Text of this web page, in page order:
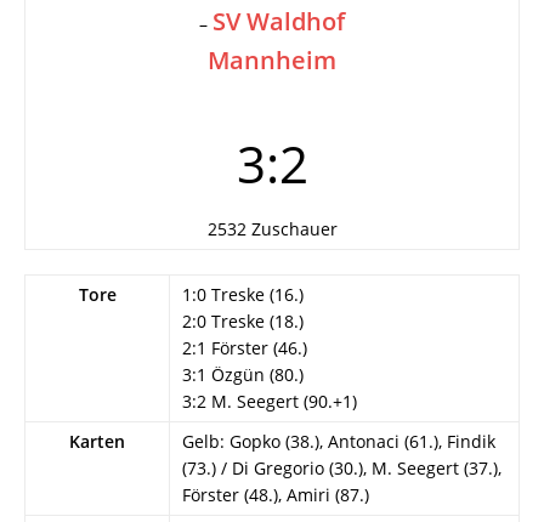
– SV Waldhof
Mannheim
3:2
2532 Zuschauer
Tore
1:0 Treske (16.)
2:0 Treske (18.)
2:1 Förster (46.)
3:1 Özgün (80.)
3:2 M. Seegert (90.+1)
Karten
Gelb: Gopko (38.), Antonaci (61.), Findik
(73.) / Di Gregorio (30.), M. Seegert (37.),
Förster (48.), Amiri (87.)